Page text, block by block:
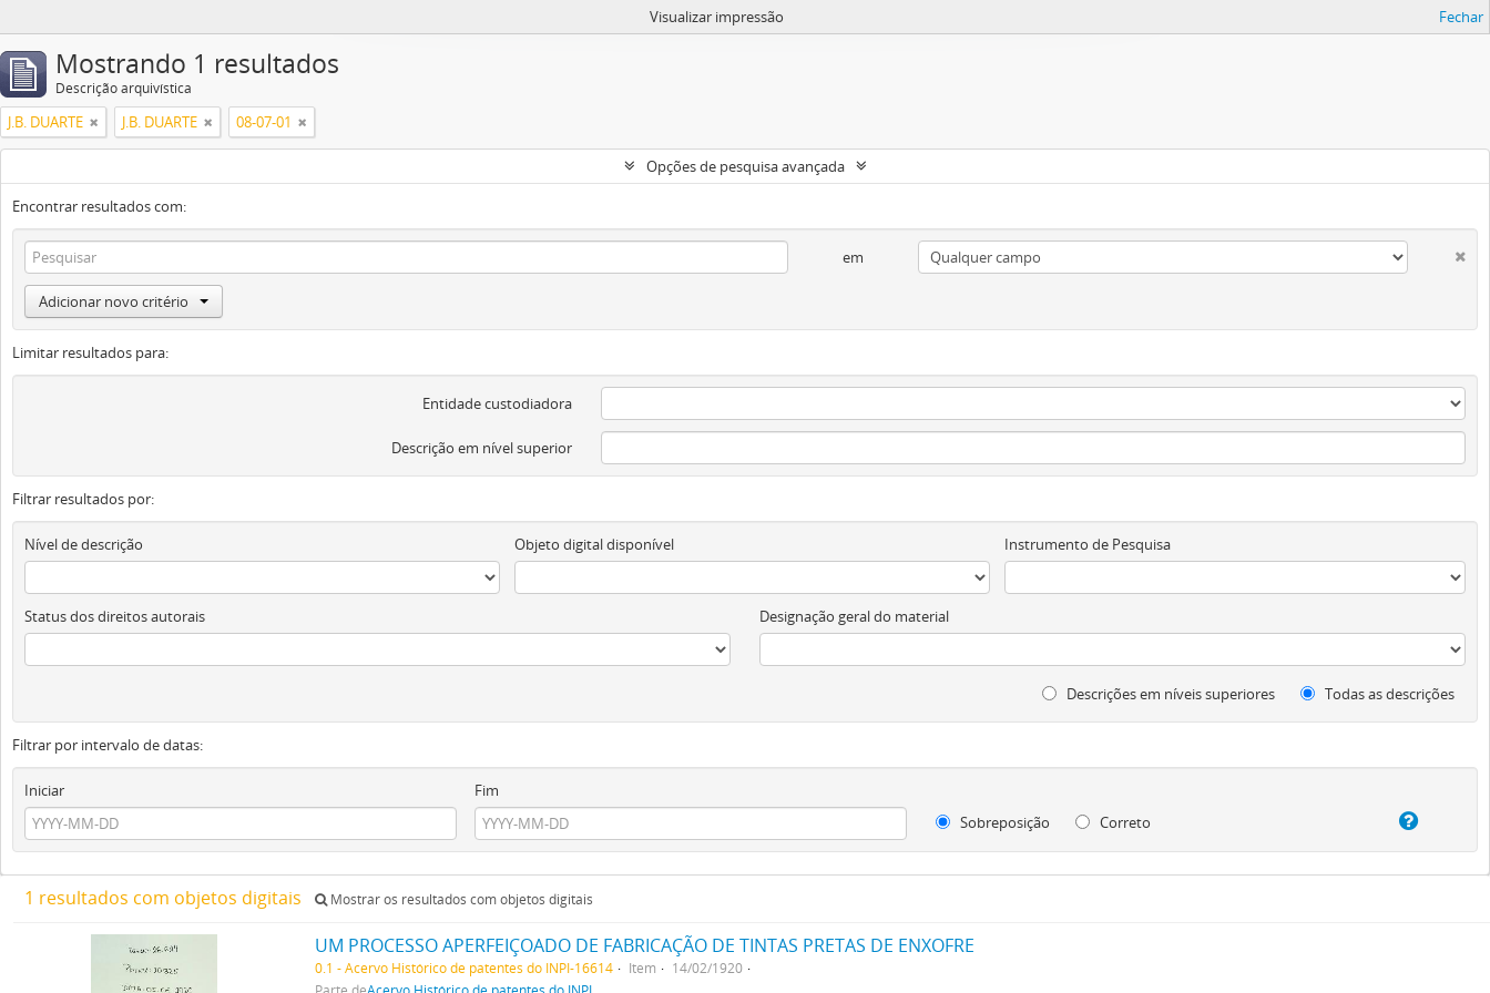
Visualizar impressão Fechar
Mostrando 1 resultados
Descrição arquivística
J.B. DUARTE J.B. DUARTE 08-07-01
Opções de pesquisa avançada
Encontrar resultados com:
em
Adicionar novo critério
Limitar resultados para:
Entidade custodiadora
Descrição em nível superior
Filtrar resultados por:
Nível de descrição Objeto digital disponível Instrumento de Pesquisa
Status dos direitos autorais Designação geral do material
Descrições em níveis superiores Todas as descrições
Filtrar por intervalo de datas:
Iniciar
Fim
Sobreposição
Correto
1 resultados com objetos digitais Mostrar os resultados com objetos digitais
UM PROCESSO APERFEIÇOADO DE FABRICAÇÃO DE TINTAS PRETAS DE ENXOFRE
0.1 - Acervo Histórico de patentes do INPI-16614 Item
14/02/1920